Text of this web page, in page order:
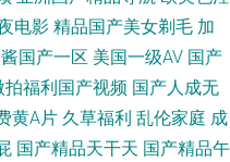
美日韩久久日 91创美 国产视频第
婷婷 国产精品熟妇 国产久艹精品
黄色欧美日韩 51手机自拍视频
电影 精品国产美女剃毛 加
国产一区 美国一级AV 国产
拍福利国产视频 国产人成无
黄A片 久草福利 乱伦家庭 成
国产精品天干天 国产精品午